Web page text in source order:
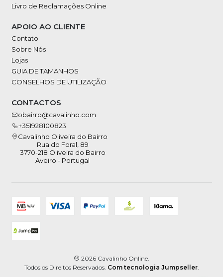
Livro de Reclamações Online
APOIO AO CLIENTE
Contato
Sobre Nós
Lojas
GUIA DE TAMANHOS
CONSELHOS DE UTILIZAÇÃO
CONTACTOS
obairro@cavalinho.com
+351928100823
Cavalinho Oliveira do Bairro
Rua do Foral, 89
3770-218 Oliveira do Bairro
Aveiro - Portugal
2026 Cavalinho Online.
Todos os Direitos Reservados. Com tecnologia Jumpseller.